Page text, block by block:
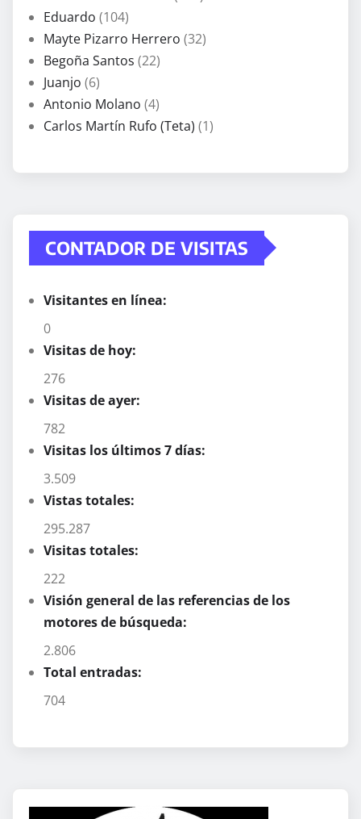
Eduardo (104)
Mayte Pizarro Herrero (32)
Begoña Santos (22)
Juanjo (6)
Antonio Molano (4)
Carlos Martín Rufo (Teta) (1)
CONTADOR DE VISITAS
Visitantes en línea:
0
Visitas de hoy:
276
Visitas de ayer:
782
Visitas los últimos 7 días:
3.509
Vistas totales:
295.287
Visitas totales:
222
Visión general de las referencias de los
motores de búsqueda:
2.806
Total entradas:
704